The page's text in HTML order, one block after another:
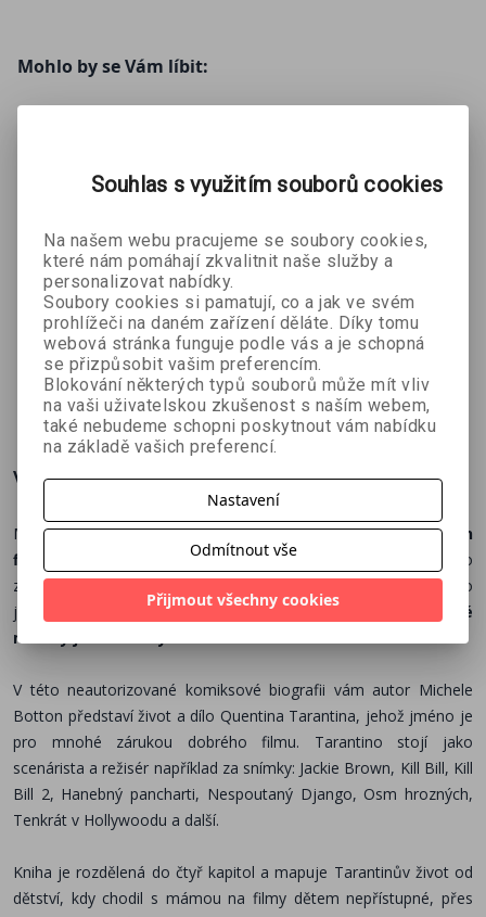
Mohlo by se Vám líbit:
The Beatles
- Get Back
(České
vydání)
The Beatles
944 Kč 1 049 Kč
Andy
Warhol
Michele
Botton
132 Kč 329 Kč
Cosmoknig
hts 2
Hannah
386 Kč 429 Kč
Více o knize
Málokdo se může chlubit, že má na kontětolik úspěšných
filmů jako Quentin Tarantino. Nahlédněte do mysli jednoho
z
nejvýznamnějších filmařů moderní kinematografie, do
jeho vzpomínek na dětství a dospívání a poznejte
významné
milníky jeho kariéry
V této neautorizované komiksové biografii vám autor Michele
Botton představí život a dílo Quentina Tarantina, jehož jméno je
pro mnohé zárukou dobrého filmu. Tarantino stojí jako
scenárista a režisér například za snímky: Jackie Brown, Kill Bill, Kill
Bill 2, Hanebný pancharti, Nespoutaný Django, Osm hrozných,
Tenkrát v Hollywoodu a další.
Kniha je rozdělená do čtyř kapitol a mapuje Tarantinův život od
dětství, kdy chodil s mámou na filmy dětem nepřístupné, přes
Souhlas s využitím souborů cookies
Na našem webu pracujeme se soubory cookies,
které nám pomáhají zkvalitnit naše služby a
personalizovat nabídky.
Soubory cookies si pamatují, co a jak ve svém
prohlížeči na daném zařízení děláte. Díky tomu
webová stránka funguje podle vás a je schopná
se přizpůsobit vašim preferencím.
Blokování některých typů souborů může mít vliv
na vaši uživatelskou zkušenost s naším webem,
také nebudeme schopni poskytnout vám nabídku
na základě vašich preferencí.
Nastavení
Odmítnout vše
Přijmout všechny cookies